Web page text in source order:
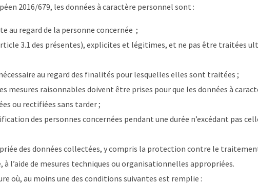
2016/679, les données à caractère personnel sont :
au regard de la personne concernée ;
3.1 des présentes), explicites et légitimes, et ne pas être traitées
au regard des finalités pour lesquelles elles sont traitées ;
mesures raisonnables doivent être prises pour que les données à
ou rectifiées sans tarder ;
des personnes concernées pendant une durée n’excédant pas
des données collectées, y compris la protection contre le
l’aide de mesures techniques ou organisationnelles appropriées.
où, au moins une des conditions suivantes est remplie :